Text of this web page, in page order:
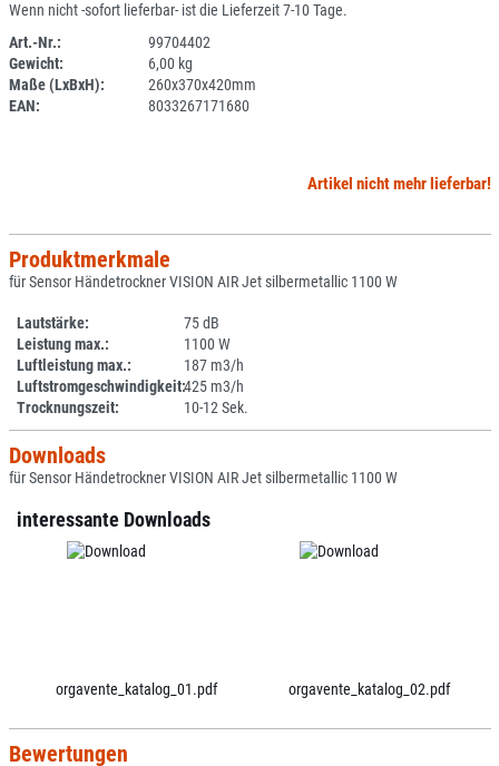
Wenn nicht -sofort lieferbar- ist die Lieferzeit 7-10 Tage.
Art.-Nr.:
99704402
Gewicht:
6,00 kg
Maße (LxBxH):
260x370x420mm
EAN:
8033267171680
Artikel nicht mehr lieferbar!
Produktmerkmale
für Sensor Händetrockner VISION AIR Jet silbermetallic 1100 W
Lautstärke:
75 dB
Leistung max.:
1100 W
Luftleistung max.:
187 m3/h
Luftstromgeschwindigkeit:425 m3/h
Trocknungszeit:
10-12 Sek.
Downloads
für Sensor Händetrockner VISION AIR Jet silbermetallic 1100 W
interessante Downloads
orgavente_katalog_01.pdf orgavente_katalog_02.pdf
Bewertungen